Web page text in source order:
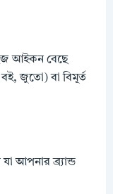
আইকন বেছে
জুতো) বা বিমূর্ত
আপনার ব্র্যান্ড